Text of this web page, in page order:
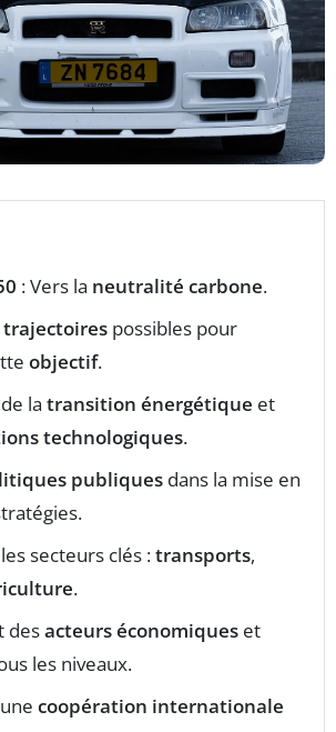
: Vers la neutralité carbone.
trajectoires possibles pour
objectif.
la transition énergétique et
technologiques.
publiques dans la mise en
secteurs clés :transports,
.
desacteurs économiques et
les niveaux.
coopération internationale